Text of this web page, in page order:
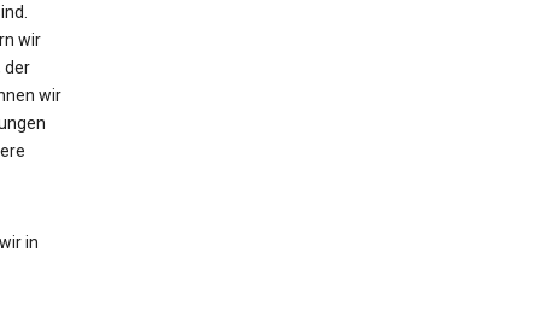
wir
der
wir
in